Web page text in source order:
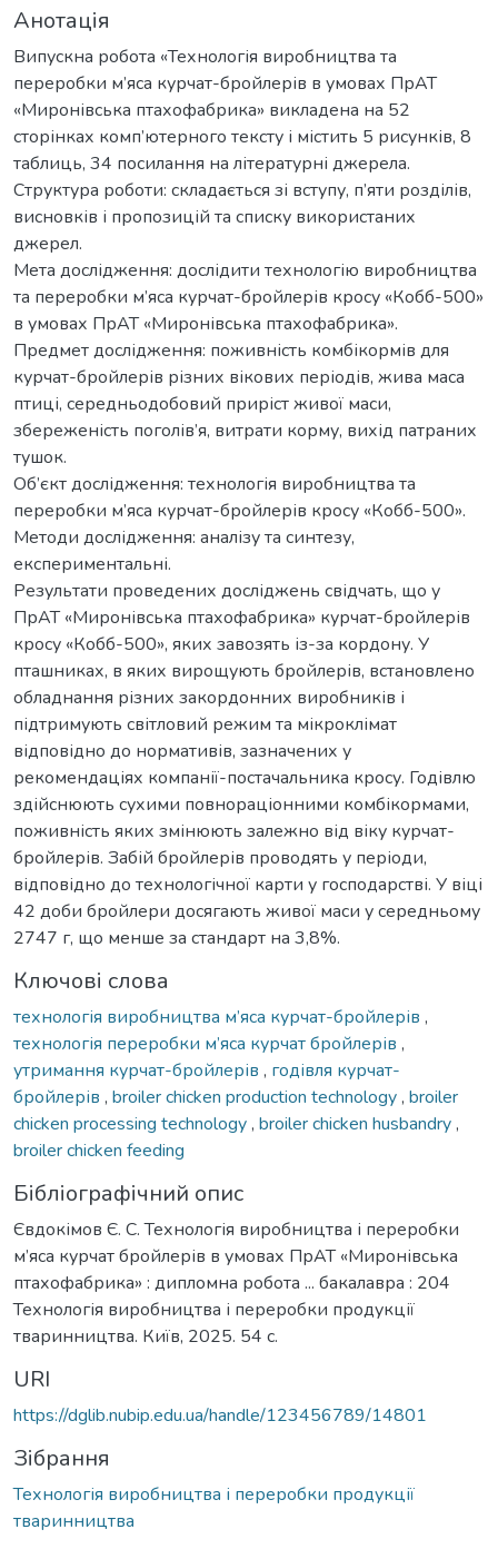
Анотація
Випускна робота «Технологія виробництва та
переробки м’яса курчат-бройлерів в умовах ПрАТ
«Миронівська птахофабрика» викладена на 52
сторінках комп’ютерного тексту і містить 5 рисунків, 8
таблиць, 34 посилання на літературні джерела.
Структура роботи: складається зі вступу, п’яти розділів,
висновків і пропозицій та списку використаних
джерел.
Мета дослідження: дослідити технологію виробництва
та переробки м’яса курчат-бройлерів кросу «Кобб-500»
в умовах ПрАТ «Миронівська птахофабрика».
Предмет дослідження: поживність комбікормів для
курчат-бройлерів різних вікових періодів, жива маса
птиці, середньодобовий приріст живої маси,
збереженість поголів’я, витрати корму, вихід патраних
тушок.
Об’єкт дослідження: технологія виробництва та
переробки м’яса курчат-бройлерів кросу «Кобб-500».
Методи дослідження: аналізу та синтезу,
експериментальні.
Результати проведених досліджень свідчать, що у
ПрАТ «Миронівська птахофабрика» курчат-бройлерів
кросу «Кобб-500», яких завозять із-за кордону. У
пташниках, в яких вирощують бройлерів, встановлено
обладнання різних закордонних виробників і
підтримують світловий режим та мікроклімат
відповідно до нормативів, зазначених у
рекомендаціях компанії-постачальника кросу. Годівлю
здійснюють сухими повнораціонними комбікормами,
поживність яких змінюють залежно від віку курчат-
бройлерів. Забій бройлерів проводять у періоди,
відповідно до технологічної карти у господарстві. У віці
42 доби бройлери досягають живої маси у середньому
2747 г, що менше за стандарт на 3,8%.
Ключові слова
технологія виробництва м’яса курчат-бройлерів ,
технологія переробки м’яса курчат бройлерів ,
утримання курчат-бройлерів , годівля курчат-
бройлерів , broiler chicken production technology, broiler
chicken processing technology, broiler chicken husbandry,
broiler chicken feeding
Бібліографічний опис
Євдокімов Є. С. Технологія виробництва і переробки
м’яса курчат бройлерів в умовах ПрАТ «Миронівська
птахофабрика» : дипломна робота ... бакалавра : 204
Технологія виробництва і переробки продукції
тваринництва. Київ, 2025. 54 с.
URI
https://dglib.nubip.edu.ua/handle/123456789/14801
Зібрання
Технологія виробництва і переробки продукції
тваринництва